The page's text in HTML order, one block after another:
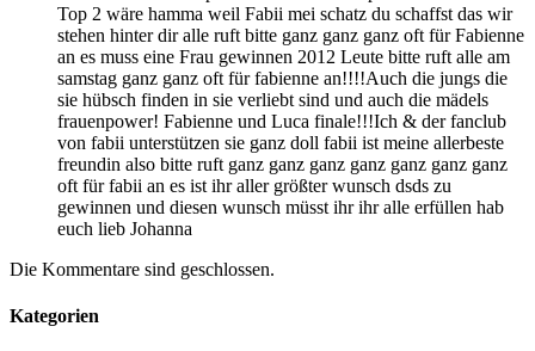
Top 2 wäre hamma weil Fabii mei schatz du schaffst das wir
stehen hinter dir alle ruft bitte ganz ganz ganz oft für Fabienne
an es muss eine Frau gewinnen 2012 Leute bitte ruft alle am
samstag ganz ganz oft für fabienne an!!!!Auch die jungs die
sie hübsch finden in sie verliebt sind und auch die mädels
frauenpower! Fabienne und Luca finale!!!Ich & der fanclub
von fabii unterstützen sie ganz doll fabii ist meine allerbeste
freundin also bitte ruft ganz ganz ganz ganz ganz ganz ganz
oft für fabii an es ist ihr aller größter wunsch dsds zu
gewinnen und diesen wunsch müsst ihr ihr alle erfüllen hab
euch lieb Johanna
Die Kommentare sind geschlossen.
Kategorien